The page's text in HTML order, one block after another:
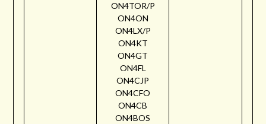
ON4TOR/P
ON4ON
ON4LX/P
ON4KT
ON4GT
ON4FL
ON4CJP
ON4CFO
ON4CB
ON4BOS